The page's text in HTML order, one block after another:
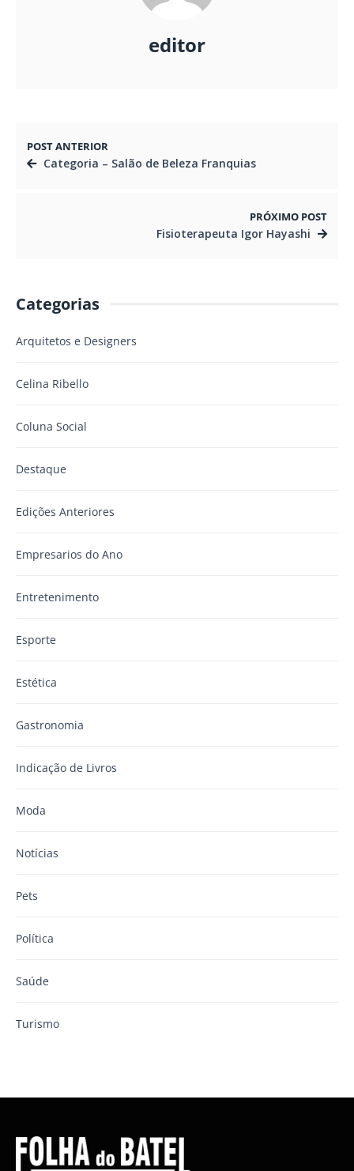
editor
POST ANTERIOR
Categoria – Salão de Beleza Franquias
PRÓXIMO POST
Fisioterapeuta Igor Hayashi
Categorias
Arquitetos e Designers
Celina Ribello
Coluna Social
Destaque
Edições Anteriores
Empresarios do Ano
Entretenimento
Esporte
Estética
Gastronomia
Indicação de Livros
Moda
Notícias
Pets
Política
Saúde
Turismo